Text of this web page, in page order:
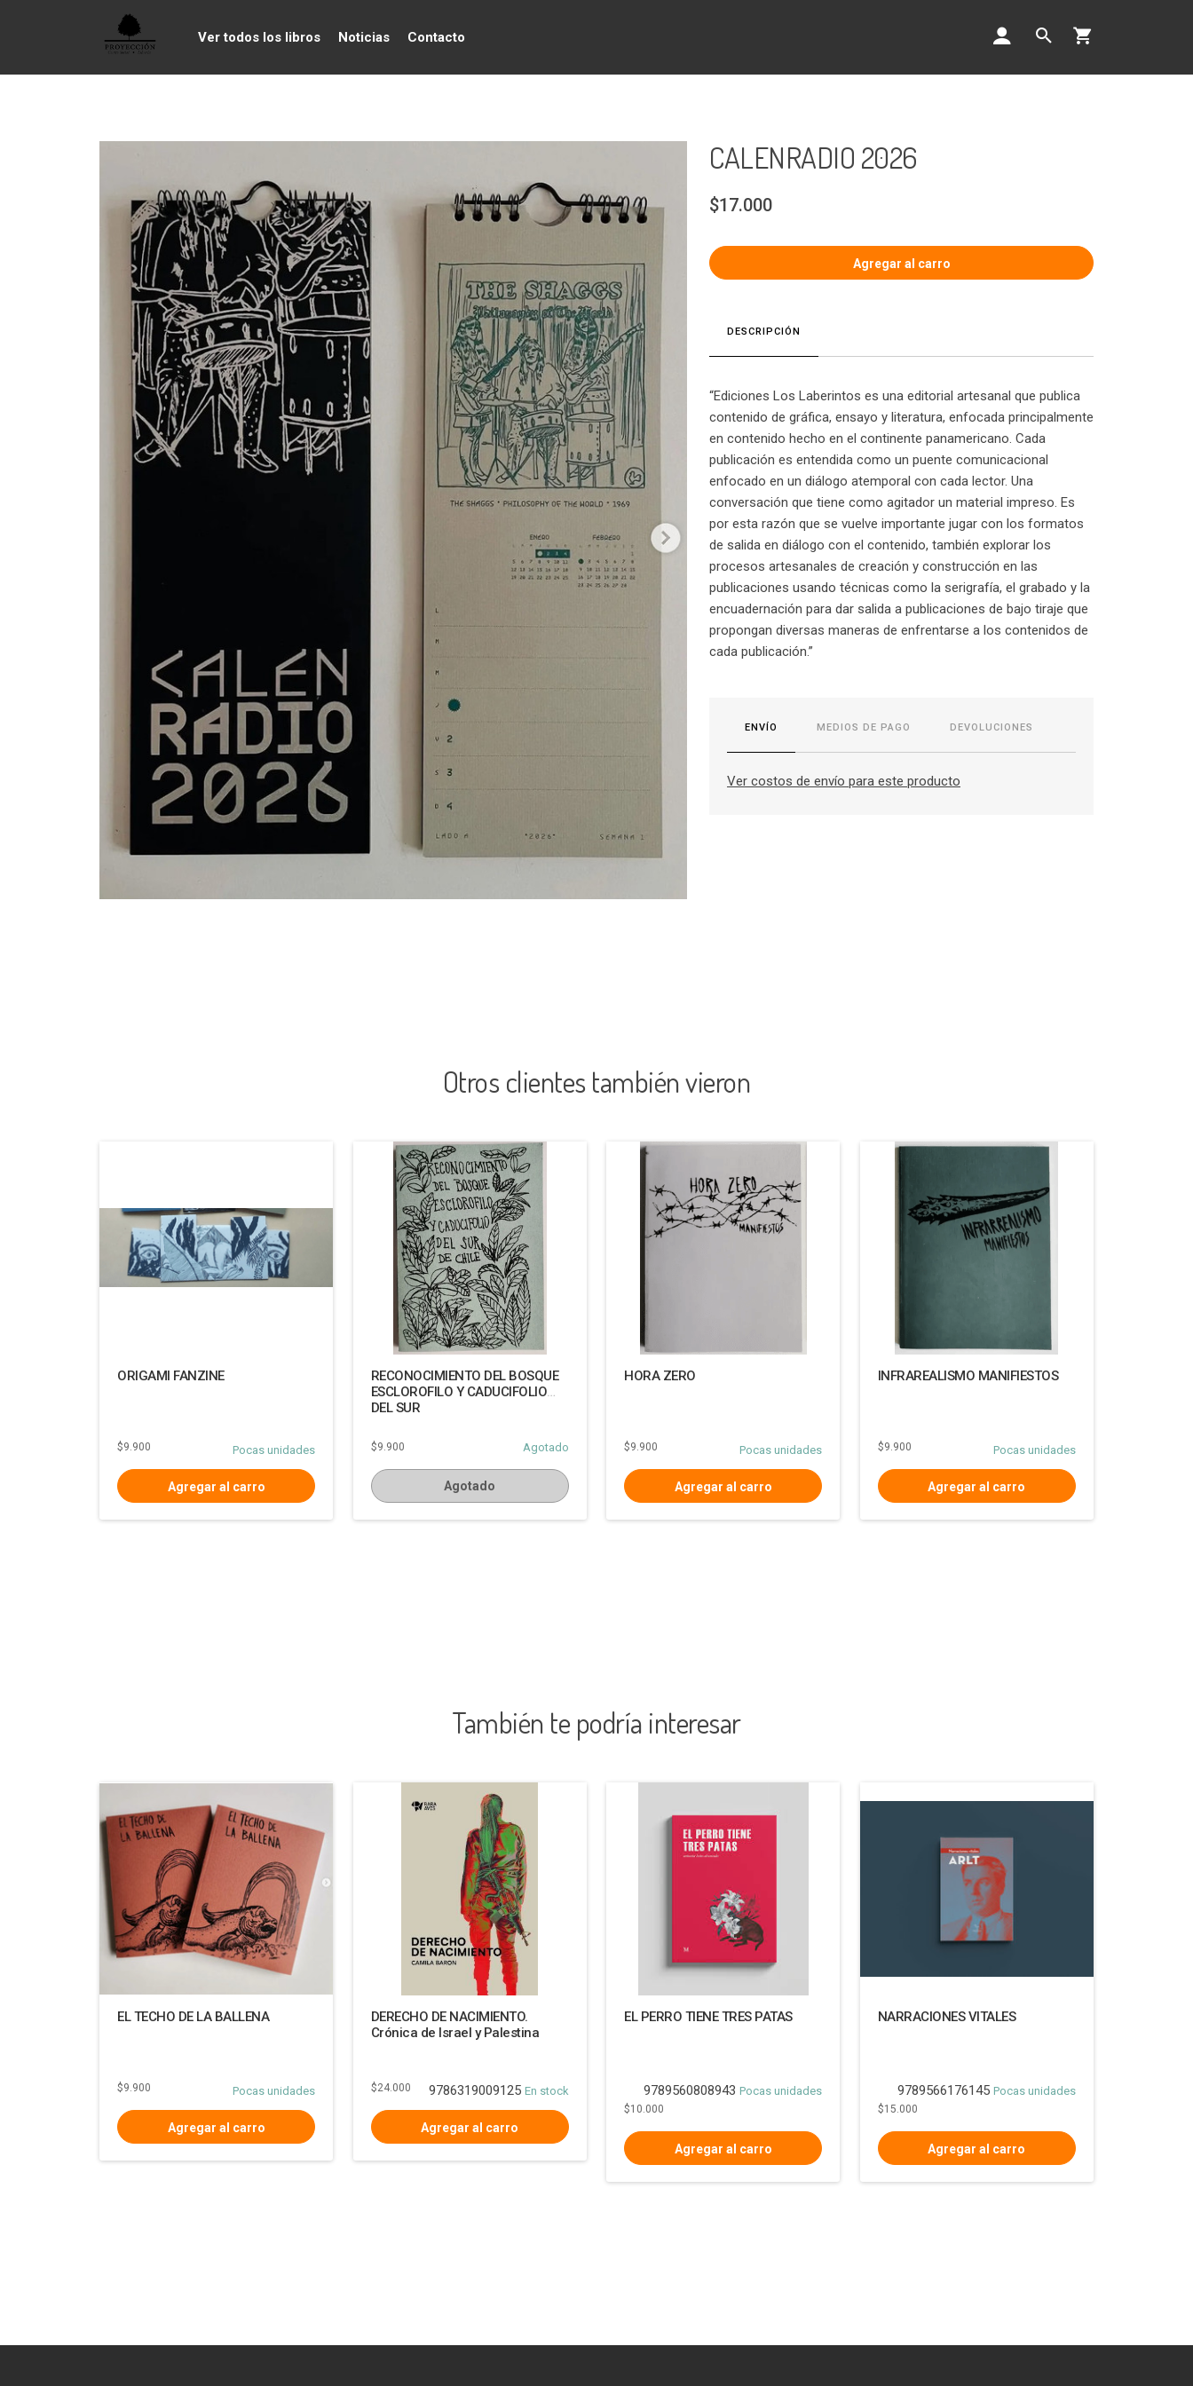
Ver todos los libros Noticias Contacto
CALENRADIO 2026
$17.000
DESCRIPCIÓN
“Ediciones Los Laberintos es una editorial artesanal que publica
contenido de gráfica, ensayo y literatura, enfocada principalmente
en contenido hecho en el continente panamericano. Cada
publicación es entendida como un puente comunicacional
enfocado en un diálogo atemporal con cada lector. Una
conversación que tiene como agitador un material impreso. Es
por esta razón que se vuelve importante jugar con los formatos
de salida en diálogo con el contenido, también explorar los
procesos artesanales de creación y construcción en las
publicaciones usando técnicas como la serigrafía, el grabado y la
encuadernación para dar salida a publicaciones de bajo tiraje que
propongan diversas maneras de enfrentarse a los contenidos de
cada publicación.”
ENVÍO MEDIOS DE PAGO DEVOLUCIONES
Ver costos de envío para este producto
Otros clientes también vieron
ORIGAMI FANZINE
Pocas unidades
$9.900
RECONOCIMIENTO DEL BOSQUE
ESCLOROFILO Y CADUCIFOLIO
DEL SUR
Agotado
$9.900
Agotado
HORA ZERO
Pocas unidades
$9.900
INFRAREALISMO MANIFIESTOS
Pocas unidades
$9.900
También te podría interesar
EL TECHO DE LA BALLENA
Pocas unidades
$9.900
DERECHO DE NACIMIENTO.
Crónica de Israel y Palestina
9786319009125 En stock
$24.000
EL PERRO TIENE TRES PATAS
9789560808943 Pocas unidades
$10.000
NARRACIONES VITALES
9789566176145 Pocas unidades
$15.000